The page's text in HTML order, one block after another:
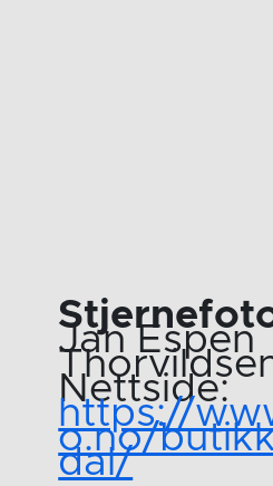
Jan Espen
Nettside:
https://
o.no/
dal/